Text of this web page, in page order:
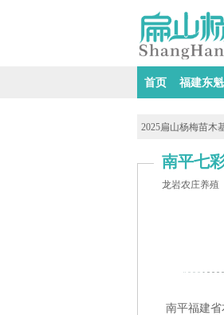
首页 福建东
2025扁山杨梅苗木
南平七
龙岩农庄养殖
南平福建